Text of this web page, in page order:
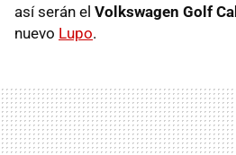
así serán el Volkswagen Golf
nuevo Lupo.